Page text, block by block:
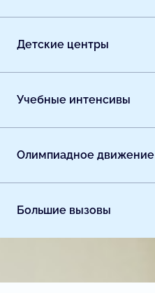
Детские центры
Учебные интенсивы
Олимпиадное движение
Большие вызовы